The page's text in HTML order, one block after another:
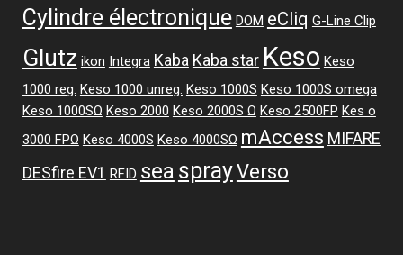
Cylindre électronique DOM eCliq G-Line Clip
Glutz ikon Integra Kaba Kaba star Keso Keso
1000 reg. Keso 1000 unreg. Keso 1000S Keso 1000S omega
Keso 1000SΩ Keso 2000 Keso 2000S Ω Keso 2500FP Kes o
3000 FPΩ Keso 4000S Keso 4000SΩ mAccess MIFARE
DESfire EV1 RFID sea sprayVerso